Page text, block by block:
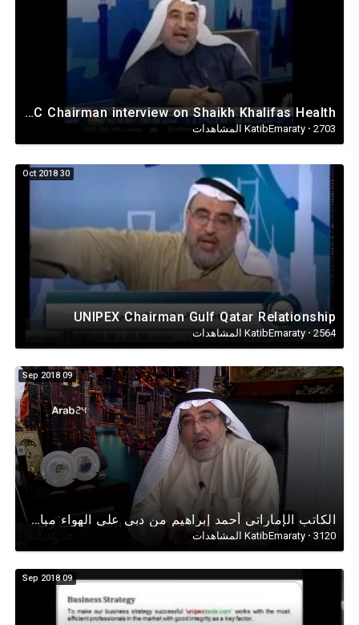
UNIPRC Chairman interview on Shaikh Khalifas Health
KatibEmaraty · 2703 المشاهدات
30 Oct 2018
UNIPEX Chairman Gulf Qatar Relationship
KatibEmaraty · 2564 المشاهدات
09 Sep 2018
الكاتب الإماراتي أحمد إبراهيم من دبي على الهواء مباشرة لقناة (ARAB 24)
KatibEmaraty · 3120 المشاهدات
09 Sep 2018